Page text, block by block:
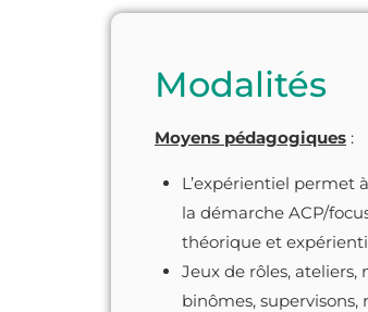
Modalités
Moyens pédagogiques :
L’expérientiel permet
la démarche ACP/
théorique et
Jeux de rôles,
binômes,